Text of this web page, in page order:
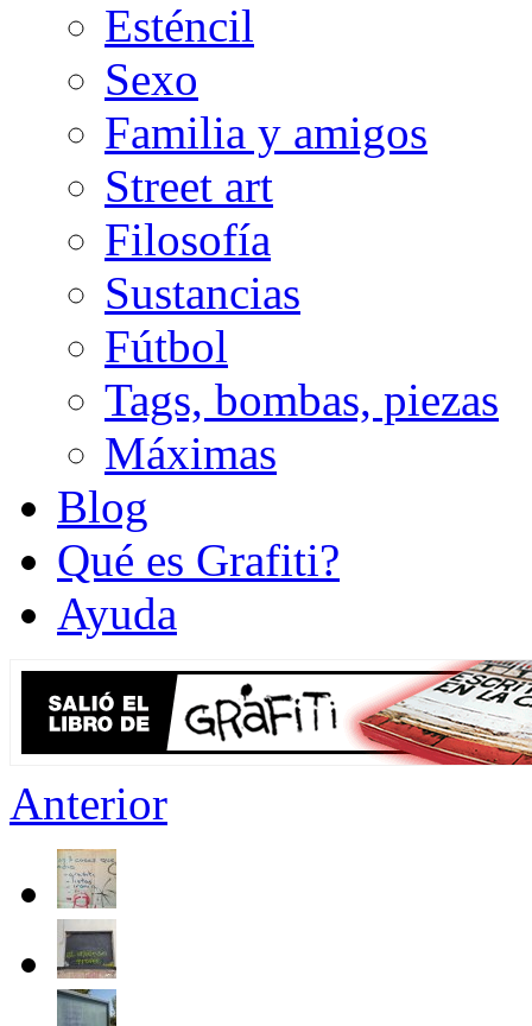
Esténcil
Sexo
Familia y amigos
Street art
Filosofía
Sustancias
Fútbol
Tags, bombas, piezas
Máximas
Blog
Qué es Grafiti?
Ayuda
Anterior